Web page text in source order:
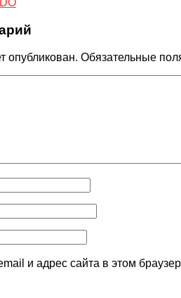
опубликован. Обязательные
и адрес сайта в этом